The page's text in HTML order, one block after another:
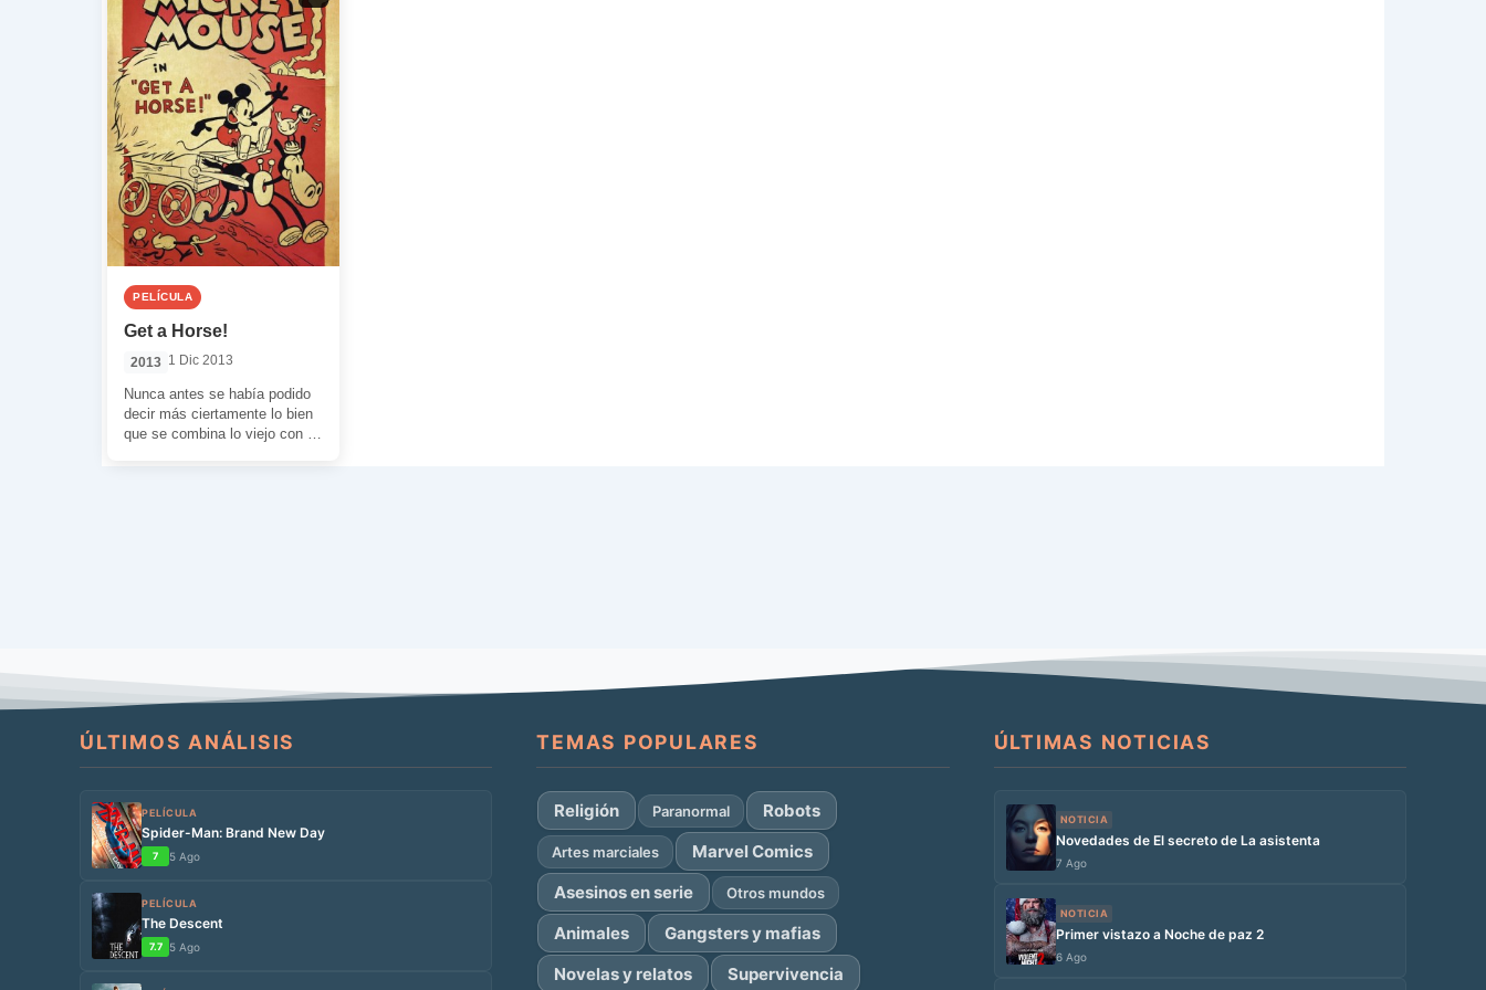
PELÍCULA
Get a Horse!
2013 1 Dic 2013
Nunca antes se había podido
decir más ciertamente lo bien
que se combina lo viejo con lo
ÚLTIMOS ANÁLISIS
PELÍCULA
Spider-Man: Brand New Day
7 5 Ago
PELÍCULA
The Descent
7.7 5 Ago
TEMAS POPULARES
Religión Paranormal Robots
Artes marciales
Marvel Comics
Asesinos en serie
Otros mundos
Animales
Gangsters y mafias
Novelas y relatos
Supervivencia
ÚLTIMAS NOTICIAS
NOTICIA
Novedades de El secreto de La asistenta
7 Ago
NOTICIA
Primer vistazo a Noche de paz 2
6 Ago